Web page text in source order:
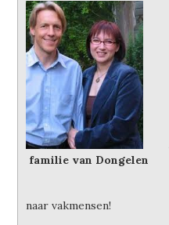
familie van Dongelen
naar vakmensen!